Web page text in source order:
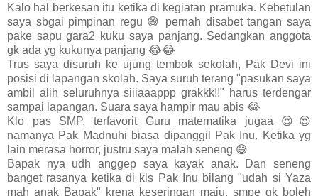
Kalo hal berkesan itu ketika di kegiatan pramuka. Kebetulan
saya sbgai pimpinan regu 😅 pernah disabet tangan saya
pake sapu gara2 kuku saya panjang. Sedangkan anggota
gk ada yg kukunya panjang 😂😂
Trus saya disuruh ke ujung tembok sekolah, Pak Devi ini
posisi di lapangan skolah. Saya suruh terang "pasukan saya
ambil alih seluruhnya siiiaaappp grakkk!!" harus terdengar
sampai lapangan. Suara saya hampir mau abis 😂
Klo pas SMP, terfavorit Guru matematika jugaa 😍😍
namanya Pak Madnuhi biasa dipanggil Pak Inu. Ketika yg
lain merasa horror, justru saya malah seneng 😅
Bapak nya udh anggep saya kayak anak. Dan seneng
banget rasanya ketika di kls Pak Inu bilang "udah si Yaza
mah anak Bapak" krena keseringan maju, smpe gk boleh